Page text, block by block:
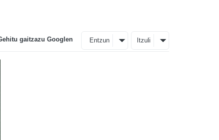
gaitzazu Googlen Entzun Itzuli